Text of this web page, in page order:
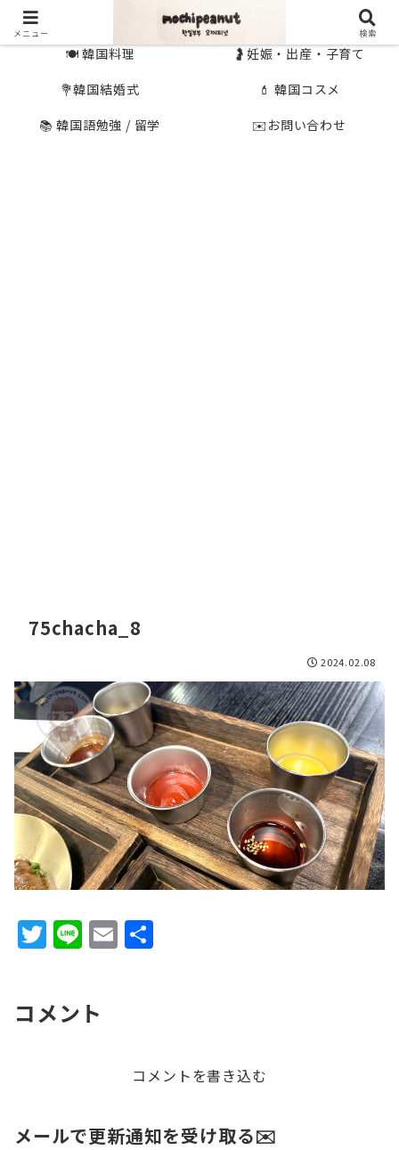
🍽 韓国料理
🤰妊娠・出産・子育て
💐韓国結婚式
💄 韓国コスメ
📚 韓国語勉強 / 留学
✉️お問い合わせ
75chacha_8
2024.02.08
T
w
te
Li
n
E
m
コメント
コメントを書き込む
メールで更新通知を受け取る✉️
メニュー 検索